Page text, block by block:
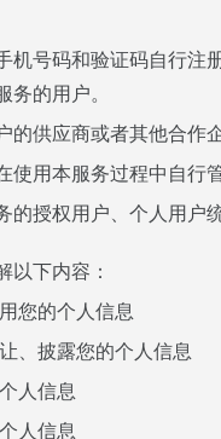
机号码和验证码自行
的用户。
的供应商或者其他合
使用本服务过程中自
的授权用户、个人用户
以下内容：
您的个人信息
、披露您的个人信息
人信息
人信息